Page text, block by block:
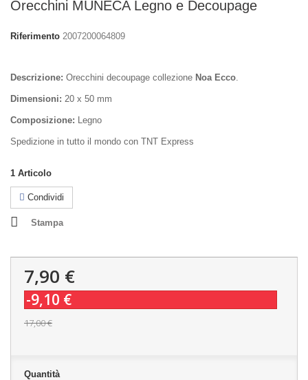
Orecchini MUNECA Legno e Decoupage
Riferimento 2007200064809
Descrizione: Orecchini decoupage collezione Noa Ecco.
Dimensioni: 20 x 50 mm
Composizione: Legno
Spedizione in tutto il mondo con TNT Express
1 Articolo
Condividi
Stampa
7,90 €
-9,10 €
17,00 €
Quantità